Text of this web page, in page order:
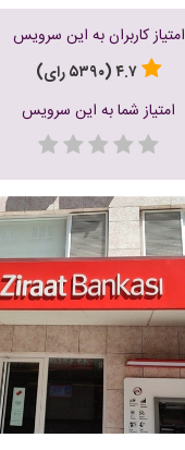
امتیاز کاربران به این سرویس
۴.۷ (۵۳۹۰ رای)
امتیاز شما به این سرویس